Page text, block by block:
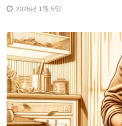
2026년 1월 5일